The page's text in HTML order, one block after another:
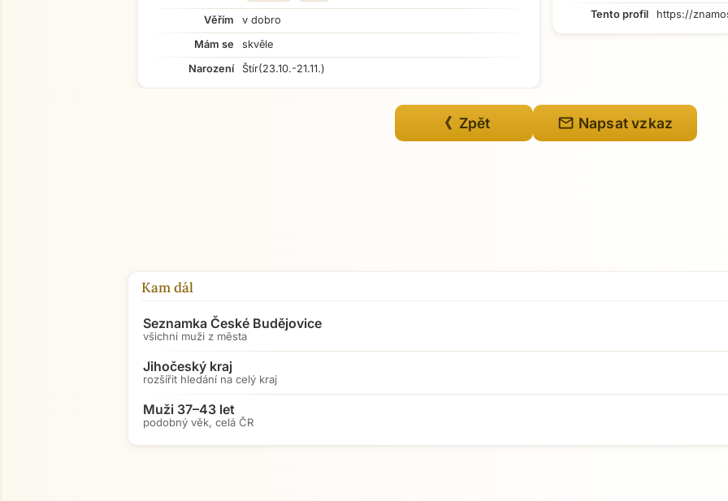
Věřím
v dobro
Mám se
skvěle
Narození
Štír(23.10.-21.11.)
Tento profil
https://
《 Zpět mail Napsat vzkaz
Kam dál
Seznamka České Budějovice
všichni muži z města
Jihočeský kraj
rozšířit hledání na celý kraj
Muži 37–43 let
podobný věk, celá ČR